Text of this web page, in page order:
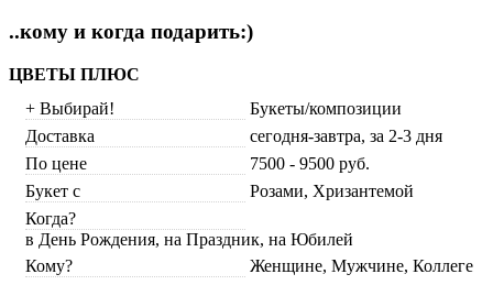
..кому и когда подарить:)
ЦВЕТЫ ПЛЮС
+ Выбирай!
Букеты/композиции
Доставка
сегодня-завтра, за 2-3 дня
По цене
7500 - 9500 руб.
Букет с
Розами, Хризантемой
Когда?
в День Рождения, на Праздник, на Юбилей
Кому?
Женщине, Мужчине, Коллеге